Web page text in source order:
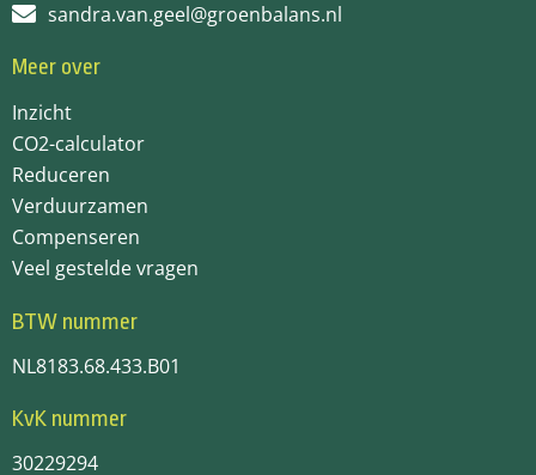
sandra.van.geel@groenbalans.nl
Meer over
Inzicht
CO2-calculator
Reduceren
Verduurzamen
Compenseren
Veel gestelde vragen
BTW nummer
NL8183.68.433.B01
KvK nummer
30229294